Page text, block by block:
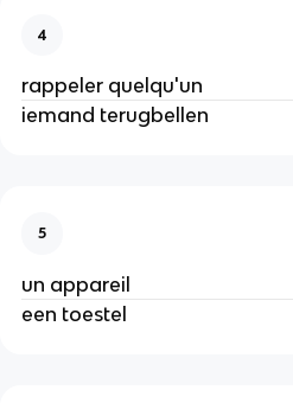
4
rappeler quelqu'un
iemand terugbellen
5
un appareil
een toestel